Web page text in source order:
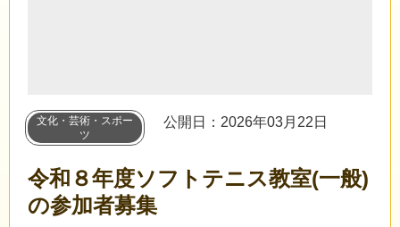
文化・芸術・スポー
ツ
公開日：2026年03月22日
令和８年度ソフトテニス教室(一般)
の参加者募集